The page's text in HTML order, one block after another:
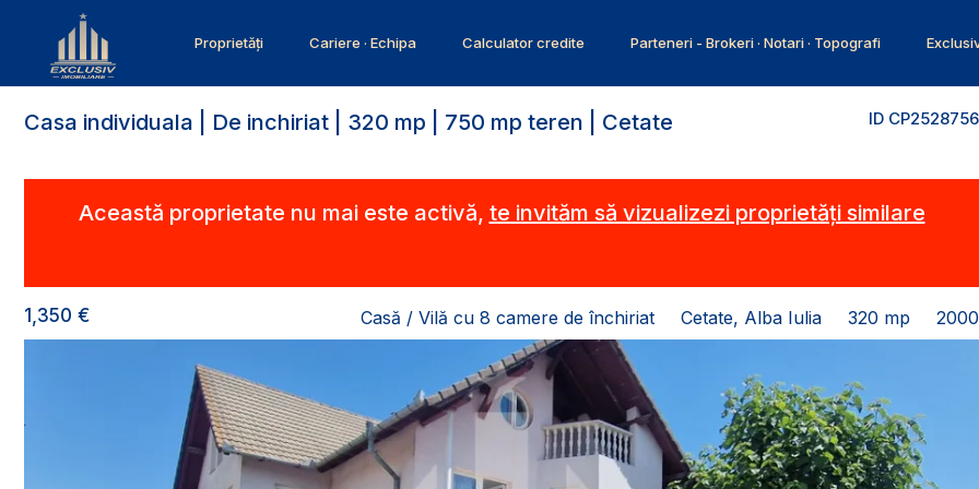
Proprietăți Cariere · Echipa Calculator credite Parteneri - Brokeri · Notari · Topografi
ID CP2528756
Casa individuala | De inchiriat | 320 mp | 750 mp teren | Cetate
Această proprietate nu mai este activă, te invităm să vizualizezi proprietăți similare
1,350 € Casă / Vilă cu 8 camere de închiriat Cetate, Alba Iulia 320 mp 2000